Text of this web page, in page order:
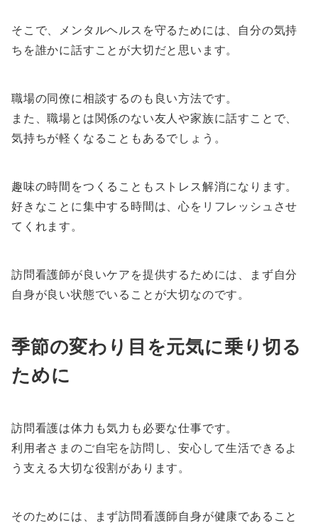
そこで、メンタルヘルスを守るためには、自分の気持
ちを誰かに話すことが大切だと思います。
職場の同僚に相談するのも良い方法です。
また、職場とは関係のない友人や家族に話すことで、
気持ちが軽くなることもあるでしょう。
趣味の時間をつくることもストレス解消になります。
好きなことに集中する時間は、心をリフレッシュさせ
てくれます。
訪問看護師が良いケアを提供するためには、まず自分
自身が良い状態でいることが大切なのです。
季節の変わり目を元気に乗り切る
ために
訪問看護は体力も気力も必要な仕事です。
利用者さまのご自宅を訪問し、安心して生活できるよ
う支える大切な役割があります。
そのためには、まず訪問看護師自身が健康であること